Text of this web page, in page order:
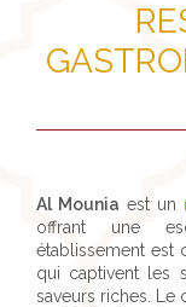
Al Mounia est un
offrant une
établissement est
qui captivent les
saveurs riches. Le